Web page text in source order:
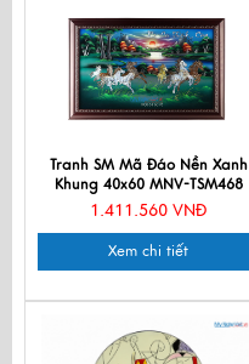
Tranh SM Mã Đáo Nền Xanh
Khung 40x60 MNV-TSM468
1.411.560 VNĐ
Xem chi tiết